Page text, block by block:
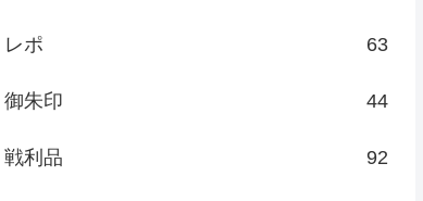
レポ 63
御朱印 44
戦利品 92